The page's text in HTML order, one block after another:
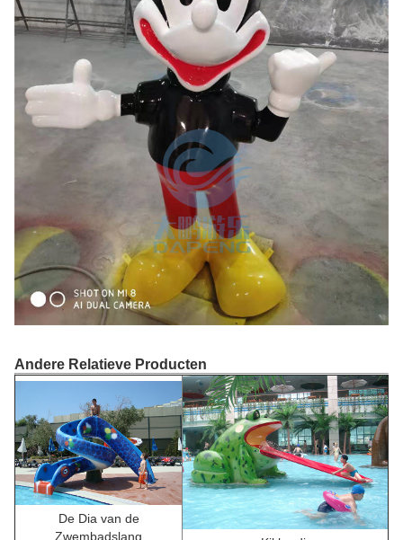
Andere Relatieve Producten
De Dia van de
Zwembadslang